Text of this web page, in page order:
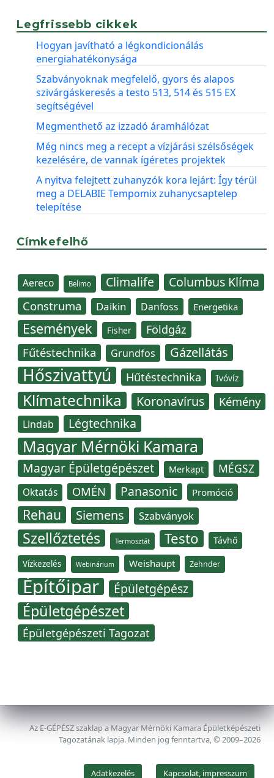
Legfrissebb cikkek
Hogyan javítható a légkondicionálás
energiahatékonysága
Szabványoknak megfelelő, gyors és alapos
szivárgáskeresés a testo 513, 514 és 515 EX
segítségével
Megmenthető az izzadó áramhálózat
Még nincs meg a recept a vízjárási szélsőségek
kezelésére, de vannak ígéretes projektek
A nyitva felejtett zuhanyzók kora lejárt: Így térül
meg a DELABIE Tempomix zuhanycsaptelep
telepítése
Címkefelhő
Aereco Belimo Climalife Columbus Klíma
Construma Daikin Danfoss Energetika
Események Fisher Földgáz
Fűtéstechnika Grundfos Gázellátás
Hőszivattyú Hűtéstechnika Ivóvíz
Klímatechnika Koronavírus Kémény
Lindab Légtechnika
Magyar Mérnöki Kamara
Magyar Épületgépészet Merkapt MÉGSZ
Oktatás OMÉN Panasonic Promóció
Rehau Siemens Szabványok
Szellőztetés Termosztát Testo Távhő
Vízkezelés Webinárium Weishaupt Zehnder
Építőipar Épületgépész
Épületgépészet
Épületgépészeti Tagozat
Az E-GÉPÉSZ szaklap a Magyar Mérnöki Kamara Épületképészeti
Tagozatának lapja. Minden jog fenntartva, © 2009–2026
Adatkezelés Kapcsolat, impresszum